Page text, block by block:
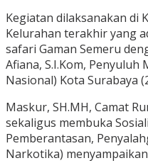
Kegiatan dilaksanakan di
Kelurahan terakhir yang
safari Gaman Semeru
Afiana, S.I.Kom,
Nasional) Kota Surabaya
Maskur, SH.MH, Camat
sekaligus membuka
Pemberantasan,
Narkotika)